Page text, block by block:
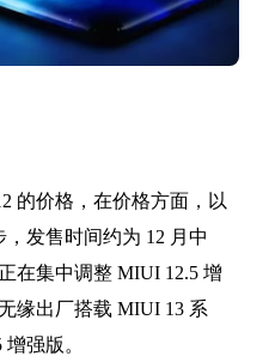
的价格，在价格方面，以
发售时间约为 12 月中
在集中调整 MIUI 12.5 增
缘出厂搭载 MIUI 13 系
强版。